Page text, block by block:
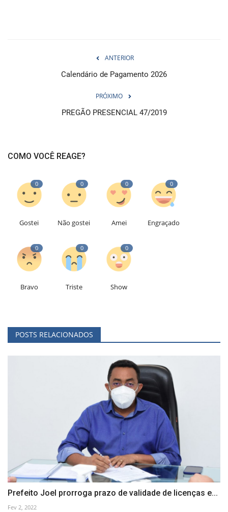
ANTERIOR
Calendário de Pagamento 2026
PRÓXIMO
PREGÃO PRESENCIAL 47/2019
COMO VOCÊ REAGE?
0
Gostei
0
Não gostei
0
Amei
0
Engraçado
0
Bravo
0
Triste
0
Show
POSTS RELACIONADOS
Prefeito Joel prorroga prazo de validade de licenças e...
Fev 2, 2022